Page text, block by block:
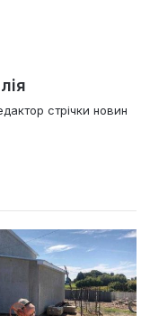
стрічки новин